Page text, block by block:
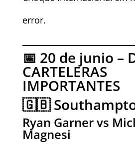
error.
📅 20 de junio –
CARTELERAS
IMPORTANTES
🇬🇧
Ryan Garner vs
Magnesi